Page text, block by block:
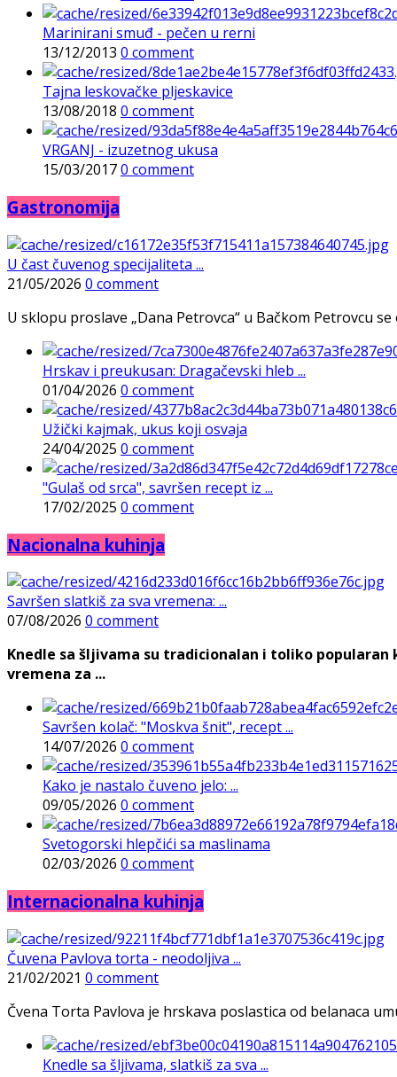
Marinirani smuđ - pečen u rerni
13/12/2013 0 comment
Tajna leskovačke pljeskavice
13/08/2018 0 comment
VRGANJ - izuzetnog ukusa
15/03/20170 comment
Gastronomija
U čast čuvenog specijaliteta ...
21/05/2026 0 comment
U sklopu proslave „Dana Petrovca“ u Bačkom Petrovcu
Hrskav i preukusan: Dragačevski hleb ...
01/04/2026 0 comment
Užički kajmak, ukus koji osvaja
24/04/2025 0 comment
"Gulaš od srca", savršen recept iz ...
17/02/2025 0 comment
Nacionalna kuhinja
Savršen slatkiš za sva vremena: ...
07/08/2026 0 comment
Knedle sa šljivama su tradicionalan i toliko
vremena za ...
Savršen kolač: "Moskva šnit", recept ...
14/07/2026 0 comment
Kako je nastalo čuveno jelo: ...
09/05/2026 0 comment
Svetogorski hlepčići sa maslinama
02/03/2026 0 comment
Internacionalna kuhinja
Čuvena Pavlova torta - neodoljiva ...
21/02/2021 0 comment
Čvena Torta Pavlova je hrskava poslastica od belanaca
Knedle sa šljivama, slatkiš za sva ...